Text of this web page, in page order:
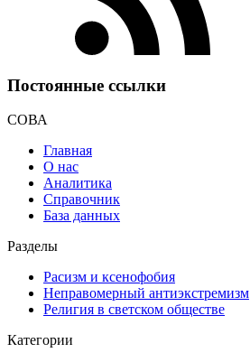
Постоянные ссылки
СОВА
Главная
О нас
Аналитика
Справочник
База данных
Разделы
Расизм и ксенофобия
Неправомерный антиэкстремизм
Религия в светском обществе
Категории